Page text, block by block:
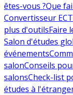
êtes-vous ?Que
Convertisseur
plus d'outilsFaire
Salon d'études
événements
salonConseils
salonsCheck-list
études à